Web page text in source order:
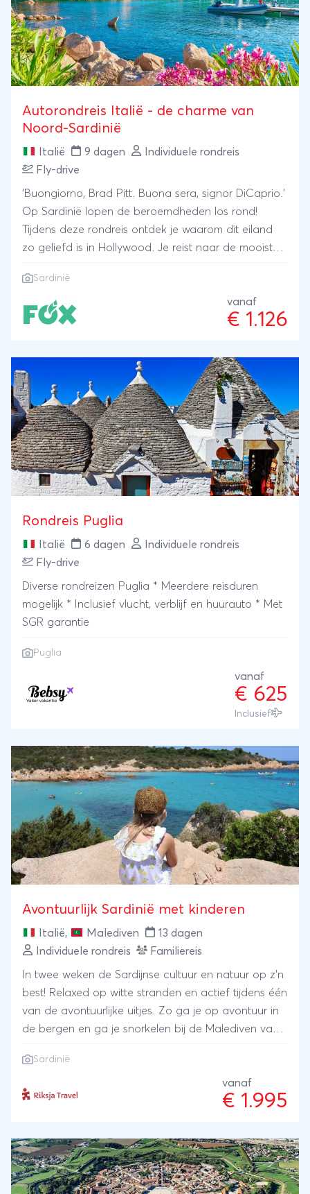
Autorondreis Italië - de charme van
Noord-Sardinië
Italië 9 dagen
Individuele rondreis
Fly-drive
'Buongiorno, Brad Pitt. Buona sera, signor DiCaprio.'
Op Sardinië lopen de beroemdheden los rond!
Tijdens deze rondreis ontdek je waarom dit eiland
zo geliefd is in Hollywood. Je reist naar de mooiste
Sardinië
vanaf
€ 1.126
Rondreis Puglia
Italië 6 dagen
Individuele rondreis
Fly-drive
Diverse rondreizen Puglia * Meerdere reisduren
mogelijk * Inclusief vlucht, verblijf en huurauto * Met
SGR garantie
Puglia
vanaf
€ 625
Inclusief
Avontuurlijk Sardinië met kinderen
Italië, Malediven
13 dagen
Individuele rondreis
Familiereis
In twee weken de Sardijnse cultuur en natuur op z’n
best! Relaxed op witte stranden en actief tijdens één
van de avontuurlijke uitjes. Zo ga je op avontuur in
de bergen en ga je snorkelen bij de Malediven van
een sfeervol familiehotel met zwembad.
Sardinië
vanaf
€ 1.995